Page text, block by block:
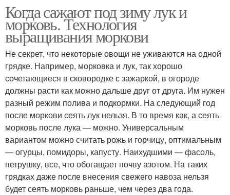
Когда сажают под зиму лук и
морковь. Технология
выращивания моркови
Не секрет, что некоторые овощи не уживаются на одной
грядке. Например, морковка и лук, так хорошо
сочетающиеся в сковородке с зажаркой, в огороде
должны расти как можно дальше друг от друга. Им нужен
разный режим полива и подкормки. На следующий год
после моркови сеять лук нельзя. В то время как, а сеять
морковь после лука — можно. Универсальным
вариантом можно считать рожь и горчицу, оптимальным
— огурцы, помидоры, капусту. Наихудшими — фасоль,
петрушку, все, что обогащает почву азотом. На таких
грядках даже после внесения свежего навоза нельзя
будет сеять морковь раньше, чем через два года.